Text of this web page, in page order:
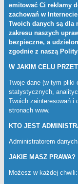
emitować Ci reklamy
zachowań w
Twoich danych są dla
zakresu naszych
bezpieczne, a
zgodnie z naszą
W JAKIM CELU
Twoje dane (w tym
statystycznych,
Twoich zainteresowań i
stronach www.
KTO JEST
Administratorem
JAKIE MASZ PRAWA?
Możesz w każdej chwili: